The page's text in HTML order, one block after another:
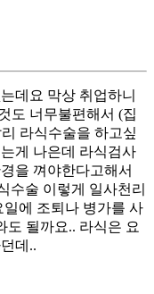
데요 막상 취업하니
도 너무불편해서 (집
라식수술을 하고싶
게 나은데 라식검사
을 껴야한다고해서
수술 이렇게 일사천리
에 조퇴나 병가를 사
도 될까요.. 라식은 요
데..